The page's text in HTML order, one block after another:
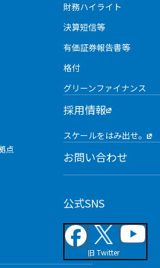
点
財務ハイライト
決算短信等
有価証券報告書等
格付
グリーンファイナンス
採用情報
スケールをはみ出せ。
お問い合わせ
公式SNS
旧 Twitter